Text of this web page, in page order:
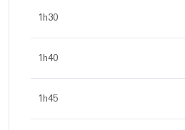
1h30
1h40
1h45